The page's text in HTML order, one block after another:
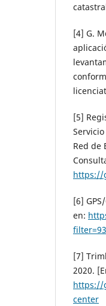
[4] G.
[5]
Red de
https://
[6]
en:
filter=93
[7]
2020.
https://
center